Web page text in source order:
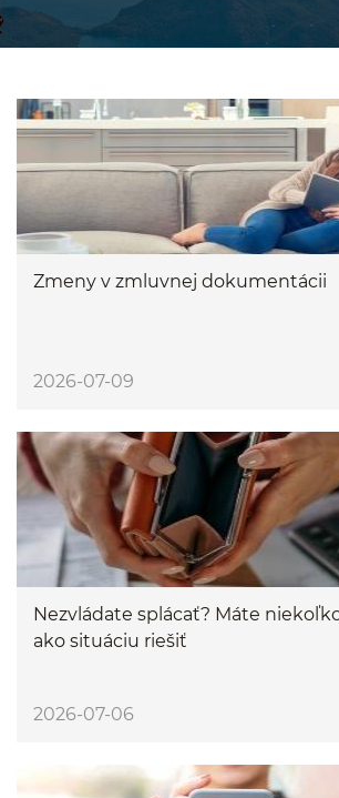
Zmeny v zmluvnej dokumentácii
2026-07-09
Nezvládate splácať? Máte
ako situáciu riešiť
2026-07-06